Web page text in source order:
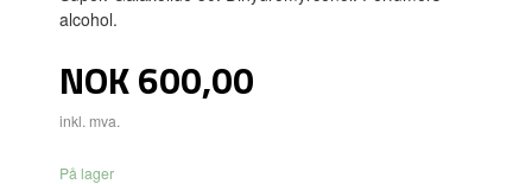
alcohol.
Pris
NOK600,00
inkl. mva.
På lager